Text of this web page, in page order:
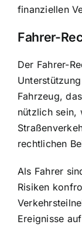
finanziellen
Fahrer-
Der Fahrer-
Fahrzeug,
nützlich sein,
rechtlichen
Als Fahrer
Risiken
Ereignisse